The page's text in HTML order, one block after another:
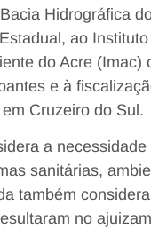
Hidrográfica
ao
do Acre
e à
Cruzeiro do Sul.
a
sanitárias,
também
no